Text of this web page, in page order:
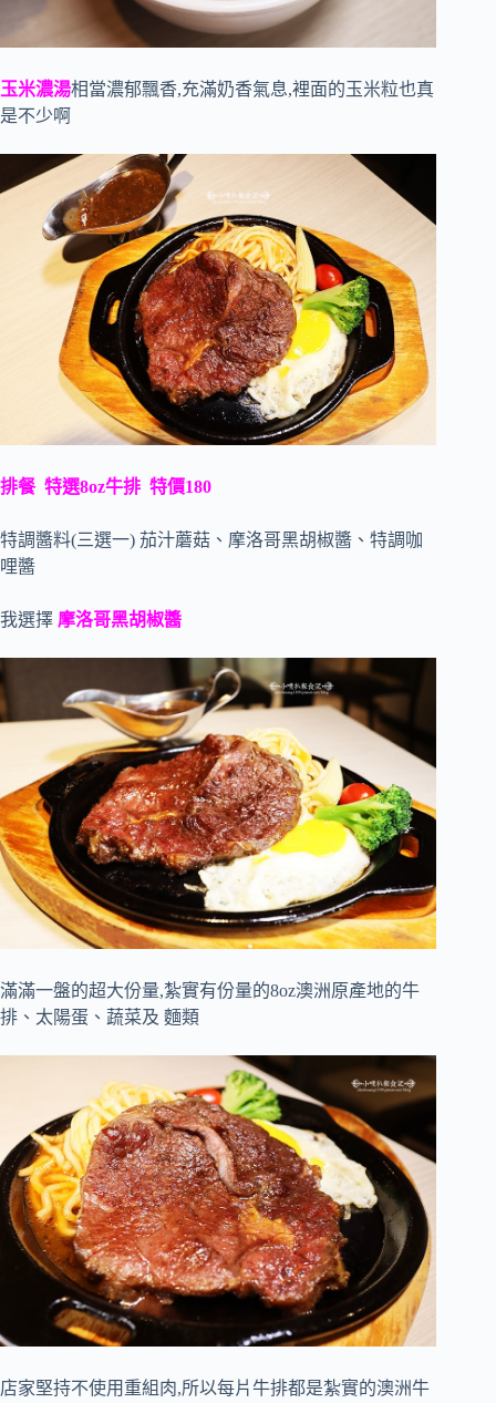
玉米濃湯相當濃郁飄香,充滿奶香氣息,裡面的玉米粒也真
是不少啊
排餐 特選8oz牛排 特價180
特調醬料(三選一) 茄汁蘑菇、摩洛哥黑胡椒醬、特調咖
哩醬
我選擇 摩洛哥黑胡椒醬
滿滿一盤的超大份量,紮實有份量的8oz澳洲原產地的牛
排、太陽蛋、蔬菜及 麵類
店家堅持不使用重組肉,所以每片牛排都是紮實的澳洲牛